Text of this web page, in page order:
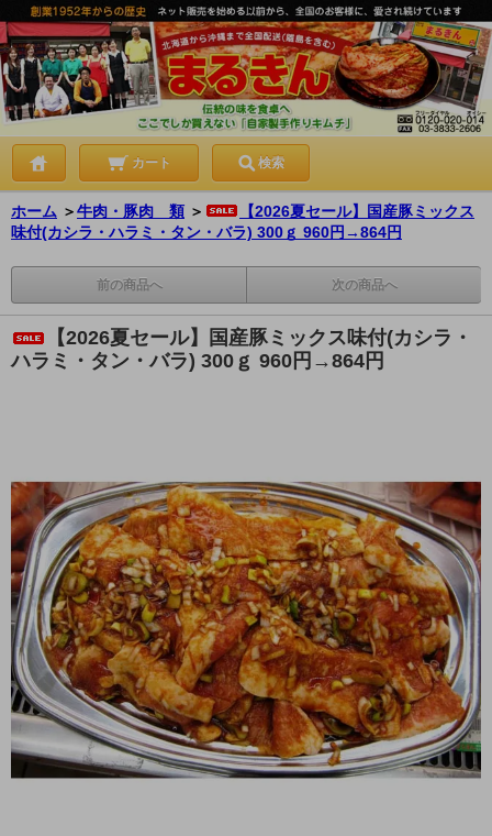
カート 検索
ホーム ＞牛肉・豚肉 類 ＞
【2026夏セール】国産豚ミックス
味付(カシラ・ハラミ・タン・バラ) 300ｇ 960円→864円
前の商品へ 次の商品へ
【2026夏セール】国産豚ミックス味付(カシラ・
ハラミ・タン・バラ) 300ｇ 960円→864円